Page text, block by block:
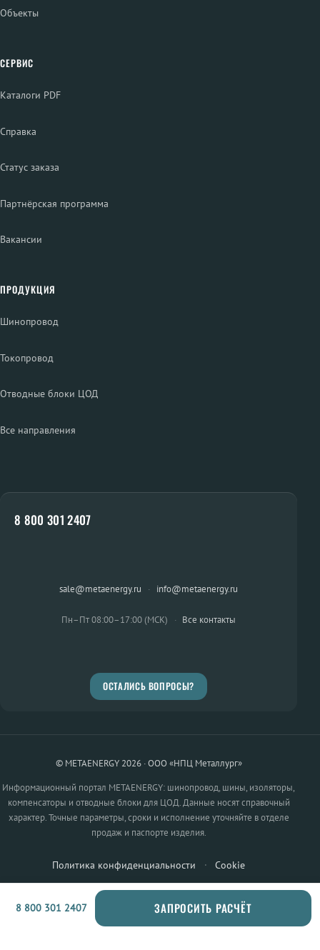
Объекты
СЕРВИС
Каталоги PDF
Справка
Статус заказа
Партнёрская программа
Вакансии
ПРОДУКЦИЯ
Шинопровод
Токопровод
Отводные блоки ЦОД
Все направления
8 800 301 2407
sale@metaenergy.ru · info@metaenergy.ru
Пн–Пт 08:00–17:00 (МСК) · Все контакты
ОСТАЛИСЬ ВОПРОСЫ?
© METAENERGY 2026 · ООО «НПЦ Металлург»
Информационный портал METAENERGY: шинопровод, шины, изоляторы,
компенсаторы и отводные блоки для ЦОД. Данные носят справочный
характер. Точные параметры, сроки и исполнение уточняйте в отделе
продаж и паспорте изделия.
Политика конфиденциальности · Cookie
8 800 301 2407 ЗАПРОСИТЬ РАСЧЁТ